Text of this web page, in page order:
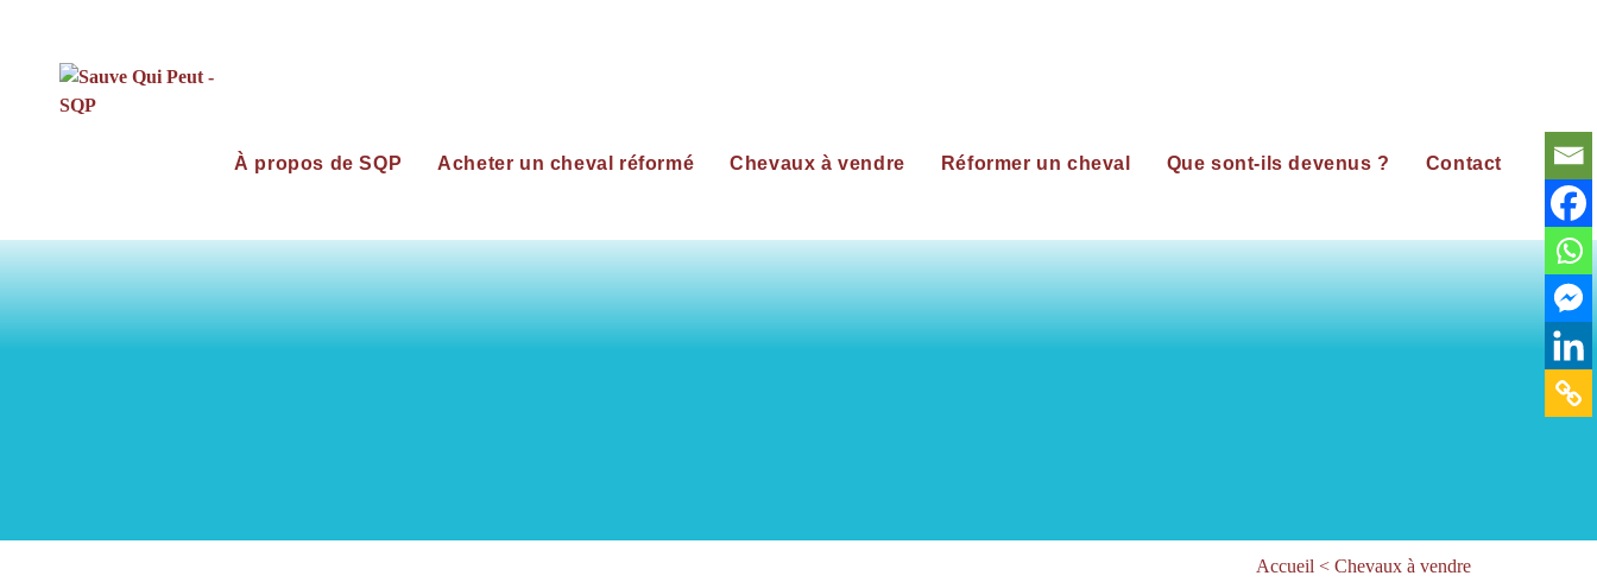
À propos de SQP Acheter un cheval réformé Chevaux à vendre Réformer un cheval Que sont-ils devenus ? Contact
Accueil < Chevaux à vendre